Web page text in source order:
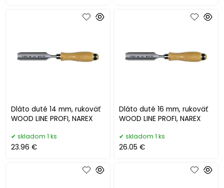
Dláto duté 14 mm, rukoväť
WOOD LINE PROFI, NAREX
skladom 1 ks
23.96 €
Dláto duté 16 mm, rukoväť
WOOD LINE PROFI, NAREX
skladom 1 ks
26.05 €